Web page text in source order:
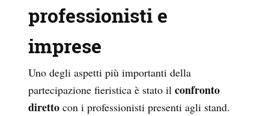
professionisti e
imprese
Uno degli aspetti più importanti della
partecipazione fieristica è stato il confronto
diretto con i professionisti presenti agli stand.